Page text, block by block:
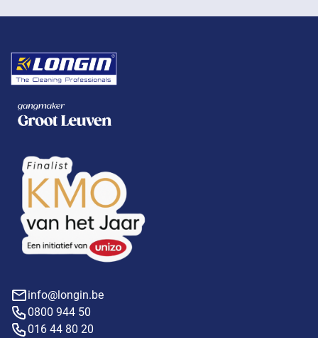
info@longin.be
0800 944 50
016 44 80 20